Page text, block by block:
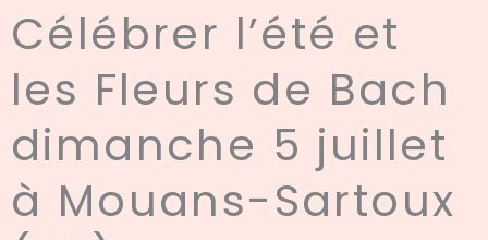
Célébrer l’été et
les Fleurs de Bach
dimanche 5 juillet
à Mouans-Sartoux